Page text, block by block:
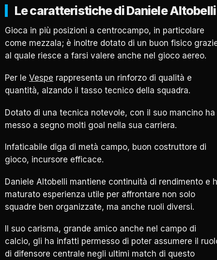
Le caratteristiche di Daniele Altobelli
Gioca in più posizioni a centrocampo, in particolare
come mezzala; è inoltre dotato di un buon fisico
al quale riesce a farsi valere anche nel gioco aereo.
Per le Vespe rappresenta un rinforzo di qualità e
quantità, alzando il tasso tecnico della squadra.
Dotato di una tecnica notevole, con il suo mancino ha
messo a segno molti goal nella sua carriera.
Infaticabile diga di metà campo, buon costruttore di
gioco, incursore efficace.
Daniele Altobelli mantiene continuità di rendimento e
maturato esperienza utile per affrontare non solo
squadre ben organizzate, ma anche ruoli diversi.
Il suo carisma, grande amico anche nel campo di
calcio, gli ha infatti permesso di poter assumere il
di difensore centrale negli ultimi match di questo